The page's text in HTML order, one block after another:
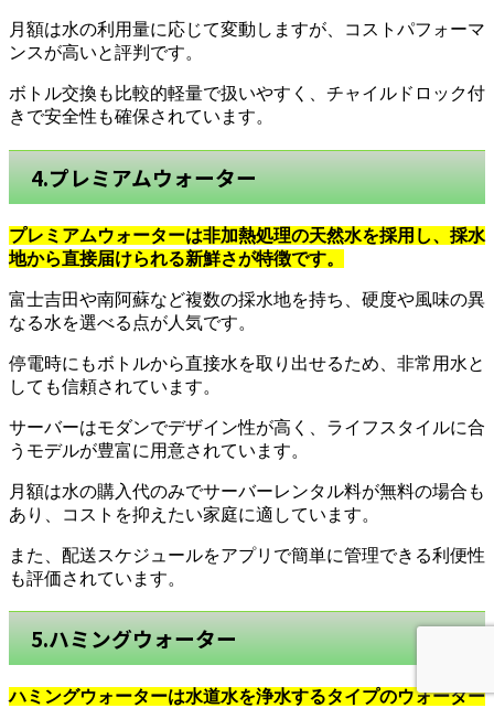
月額は水の利用量に応じて変動しますが、コストパフォーマ
ンスが高いと評判です。
ボトル交換も比較的軽量で扱いやすく、チャイルドロック付
きで安全性も確保されています。
4.プレミアムウォーター
プレミアムウォーターは非加熱処理の天然水を採用し、採水
地から直接届けられる新鮮さが特徴です。
富士吉田や南阿蘇など複数の採水地を持ち、硬度や風味の異
なる水を選べる点が人気です。
停電時にもボトルから直接水を取り出せるため、非常用水と
しても信頼されています。
サーバーはモダンでデザイン性が高く、ライフスタイルに合
うモデルが豊富に用意されています。
月額は水の購入代のみでサーバーレンタル料が無料の場合も
あり、コストを抑えたい家庭に適しています。
また、配送スケジュールをアプリで簡単に管理できる利便性
も評価されています。
5.ハミングウォーター
ハミングウォーターは水道水を浄水するタイプのウォーター